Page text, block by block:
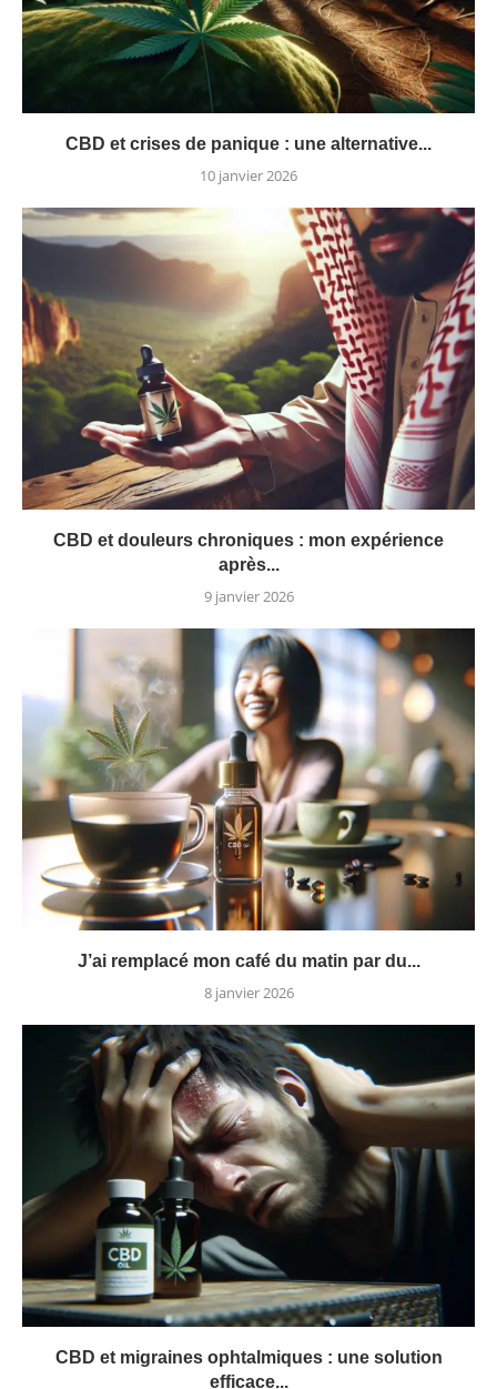
CBD et crises de panique : une alternative...
10 janvier 2026
CBD et douleurs chroniques : mon expérience
après...
9 janvier 2026
J’ai remplacé mon café du matin par du...
8 janvier 2026
CBD et migraines ophtalmiques : une solution
efficace...